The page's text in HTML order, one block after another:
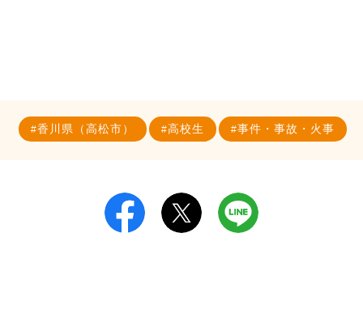
香川県（高松市） 高校生 事件・事故・火事